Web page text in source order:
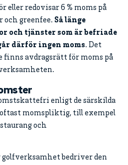
redovisar 6 % moms på
och greenfee. Så länge
och tjänster som är befriade
därför ingen moms. Det
finns avdragsrätt för moms på
enligt de särskilda
oftast momspliktig, till exempel
och
golfverksamhet bedriver den